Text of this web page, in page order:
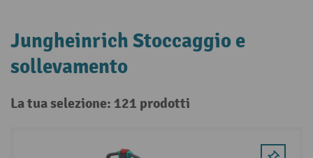
Jungheinrich Stoccaggio e
sollevamento
La tua selezione: 121 prodotti